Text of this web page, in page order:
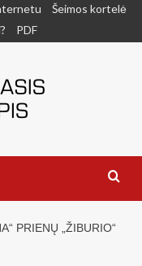
Šeimos kortelė
PDF
PRIENŲ „ŽIBURIO“